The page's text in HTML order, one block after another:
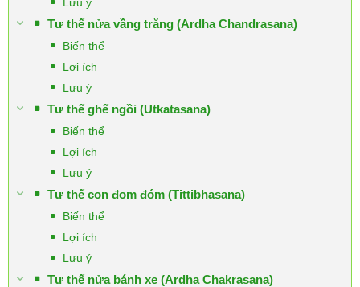
Tư thế nửa vầng trăng (Ardha Chandrasana)
Biến thể
Lợi ích
Lưu ý
Tư thế ghế ngồi (Utkatasana)
Biến thể
Lợi ích
Lưu ý
Tư thế con đom đóm (Tittibhasana)
Biến thể
Lợi ích
Lưu ý
Tư thế nửa bánh xe (Ardha Chakrasana)